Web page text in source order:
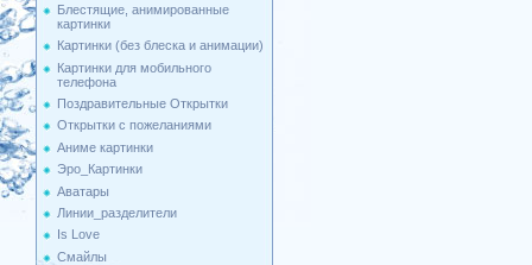
Блестящие, анимированные
картинки
Картинки (без блеска и анимации)
Картинки для мобильного
телефона
Поздравительные Открытки
Открытки с пожеланиями
Аниме картинки
Эро_Картинки
Аватары
Линии_разделители
Is Love
Смайлы